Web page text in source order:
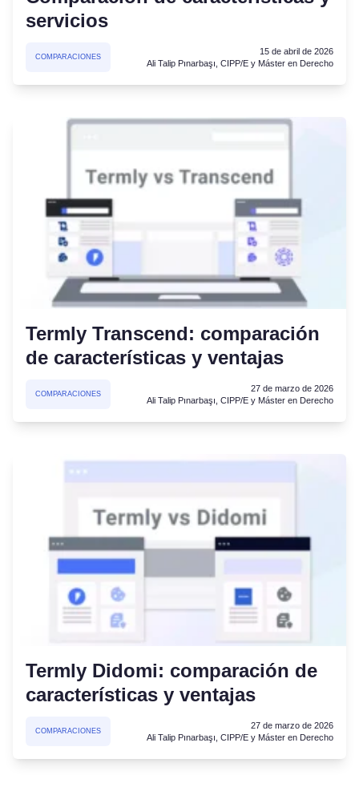
servicios
COMPARACIONES
15 de abril de 2026
Ali Talip Pınarbaşı, CIPP/E y Máster en Derecho
Termly Transcend: comparación
de características y ventajas
COMPARACIONES
27 de marzo de 2026
Ali Talip Pınarbaşı, CIPP/E y Máster en Derecho
Termly Didomi: comparación de
características y ventajas
COMPARACIONES
27 de marzo de 2026
Ali Talip Pınarbaşı, CIPP/E y Máster en Derecho